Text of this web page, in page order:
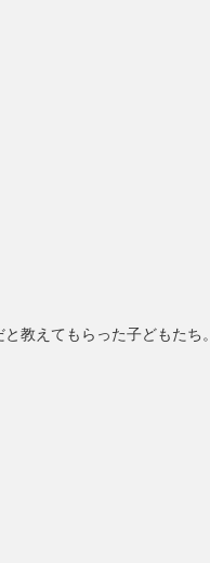
教えてもらった子どもたち。